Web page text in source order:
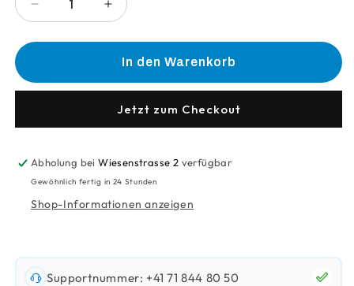
Verringere
die
Menge
&quot;Bio&quot;
Dl
Erhöhe
die
Menge
für
&quot;Bio&quot;
1.8
Dl
In den Warenkorb
Jetzt zum Checkout
Abholung beiWiesenstrasse 2 verfügbar
Gewöhnlich fertig in 24 Stunden
Shop-Informationen anzeigen
Supportnummer: +41 71 844 80 50